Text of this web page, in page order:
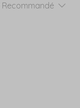
Recommandé